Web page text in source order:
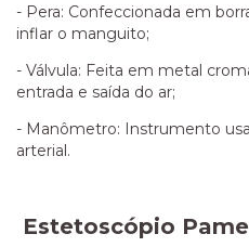
- Pera: Confeccionada em
inflar o manguito;
- Válvula: Feita em metal
entrada e saída do ar;
- Manômetro: Instrumento
arterial.
Estetoscópio